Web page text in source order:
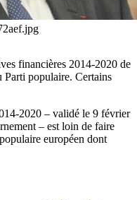
financières 2014-2020 de
Parti populaire. Certains
2020 – validé le 9 février
– est loin de faire
européen dont